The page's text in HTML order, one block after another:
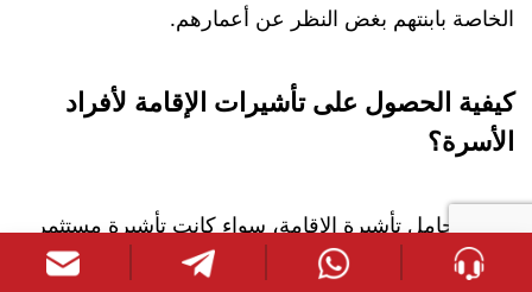
الخاصة بابنتهم بغض النظر عن أعمارهم.
كيفية الحصول على تأشيرات الإقامة لأفراد
الأسرة؟
يمكن لحامل تأشيرة الإقامة، سواء كانت تأشيرة مستثمر
أو تأشيرة عمل أو تأشيرة للاستثمار العقاري، أن يعمل